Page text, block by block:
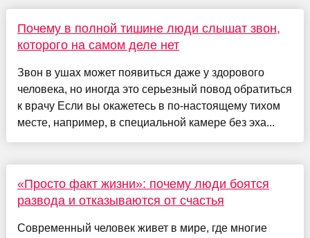
Почему в полной тишине люди слышат звон,
которого на самом деле нет
Звон в ушах может появиться даже у здорового
человека, но иногда это серьезный повод обратиться
к врачу Если вы окажетесь в по-настоящему тихом
месте, например, в специальной камере без эха...
«Просто факт жизни»: почему люди боятся
развода и отказываются от счастья
Современный человек живет в мире, где многие